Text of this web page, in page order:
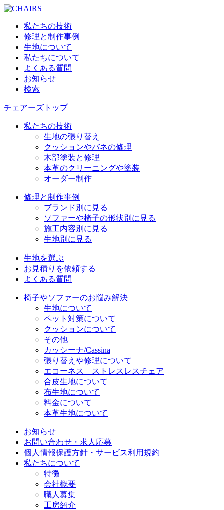
私たちの技術
修理と制作事例
生地について
私たちについて
よくある質問
お知らせ
検索
チェアーズトップ
私たちの技術
生地の張り替え
クッションやバネの修理
木部塗装と修理
本革のクリーニングや塗装
オーダー制作
修理と制作事例
ブランド別に見る
ソファーや椅子の形状別に見る
施工内容別に見る
生地別に見る
生地を選ぶ
お見積りを依頼する
よくある質問
椅子やソファーのお悩み解決
生地について
ペット対策について
クッションについて
その他
カッシーナ/Cassina
張り替えや修理について
エコーネス ストレスレスチェア
合皮生地について
布生地について
料金について
本革生地について
お知らせ
お問い合わせ・求人応募
個人情報保護方針・サービス利用規約
私たちについて
特徴
会社概要
職人募集
工房紹介